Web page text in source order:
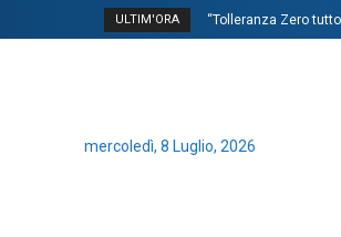
ULTIM'ORA “Tolleranza Zero
mercoledì, 8 Luglio, 2026